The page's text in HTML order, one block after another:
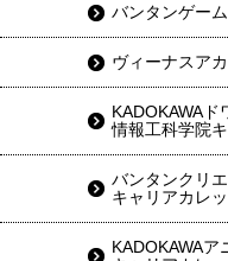
バンタンゲー
ヴィーナスア
KADOKAWAド
情報工科学院
バンタンクリ
キャリアカレ
KADOKAWA